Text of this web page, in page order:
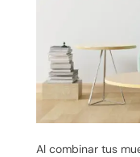
Al combinar tus